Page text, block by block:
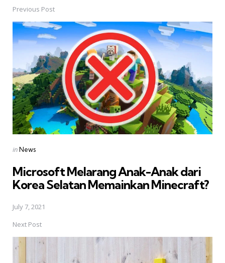
Post
navigation
Previous Post
Posted
inNews
Microsoft Melarang Anak-Anak dari
Korea Selatan Memainkan Minecraft?
July 7, 2021
Next Post